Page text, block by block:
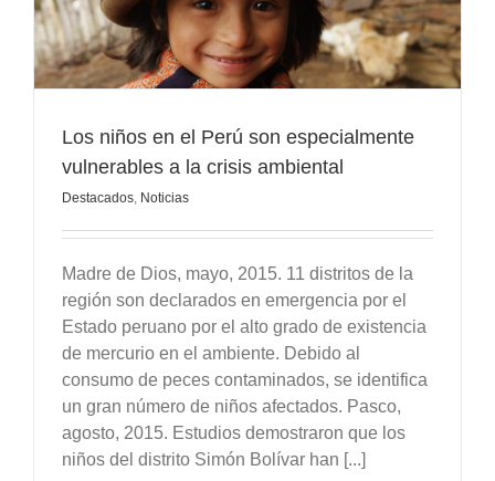
Los niños en el Perú son especialmente
vulnerables a la crisis ambiental
Destacados, Noticias
Madre de Dios, mayo, 2015. 11 distritos de la
región son declarados en emergencia por el
Estado peruano por el alto grado de existencia
de mercurio en el ambiente. Debido al
consumo de peces contaminados, se identifica
un gran número de niños afectados. Pasco,
agosto, 2015. Estudios demostraron que los
niños del distrito Simón Bolívar han [...]